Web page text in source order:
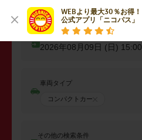
WEBより最大30％お得！
公式アプリ「ニコパス」
2026年08月08日 (土) 15:00
返却日時
2026年08月09日 (日) 15:00
車両タイプ
コンパクトカー
その他の検索条件